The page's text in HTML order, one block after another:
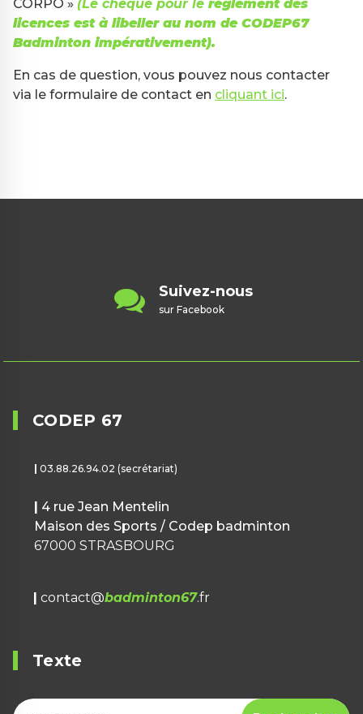
CORPO » (Le chèque pour le règlement des
licences est à libeller au nom de CODEP67
Badminton impérativement).
En cas de question, vous pouvez nous contacter
via le formulaire de contact en cliquant ici.
Contactez-nous
contact@badminton67.fr
CODEP 67
03.88.26.94.02 (secrétariat)
4 rue Jean Mentelin
Maison des Sports / Codep badminton
67000 STRASBOURG
contact@badminton67.fr
Texte
Rechercher :